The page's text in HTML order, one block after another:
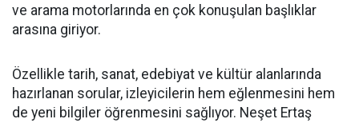
ve arama motorlarında en çok konuşulan başlıklar
arasına giriyor.
Özellikle tarih, sanat, edebiyat ve kültür alanlarında
hazırlanan sorular, izleyicilerin hem eğlenmesini hem
de yeni bilgiler öğrenmesini sağlıyor. Neşet Ertaş